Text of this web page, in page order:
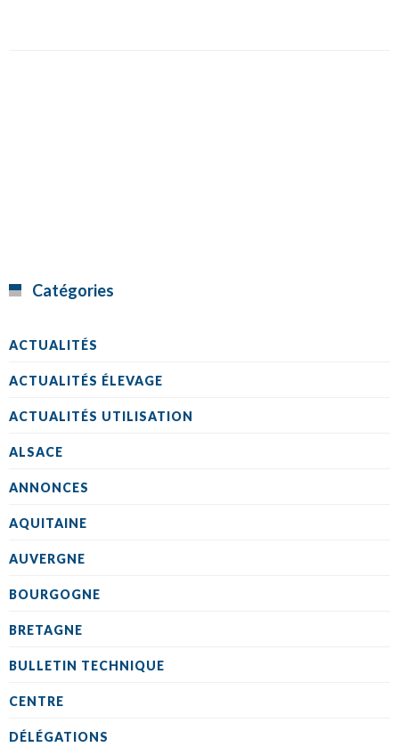
Catégories
ACTUALITÉS
ACTUALITÉS ÉLEVAGE
ACTUALITÉS UTILISATION
ALSACE
ANNONCES
AQUITAINE
AUVERGNE
BOURGOGNE
BRETAGNE
BULLETIN TECHNIQUE
CENTRE
DÉLÉGATIONS